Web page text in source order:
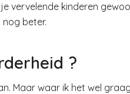
vervelende kinderen
beter.
?
Maar waar ik het wel